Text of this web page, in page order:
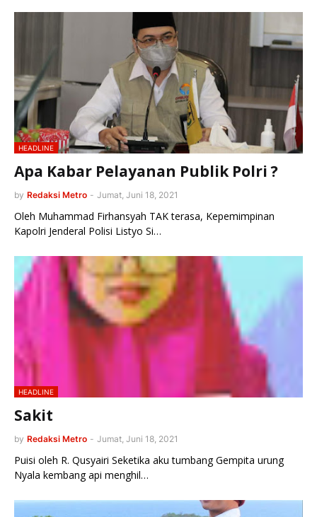
HEADLINE
Apa Kabar Pelayanan Publik Polri ?
by Redaksi Metro - Jumat, Juni 18, 2021
Oleh Muhammad Firhansyah TAK terasa, Kepemimpinan
Kapolri Jenderal Polisi Listyo Si…
HEADLINE
Sakit
by Redaksi Metro - Jumat, Juni 18, 2021
Puisi oleh R. Qusyairi Seketika aku tumbang Gempita urung
Nyala kembang api menghil…